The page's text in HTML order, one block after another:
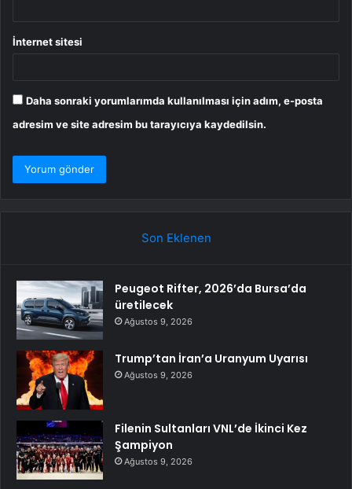
İnternet sitesi
Daha sonraki yorumlarımda kullanılması için adım, e-posta
adresim ve site adresim bu tarayıcıya kaydedilsin.
Son Eklenen
Peugeot Rifter, 2026’da Bursa’da
üretilecek
Ağustos 9, 2026
Trump’tan İran’a Uranyum Uyarısı
Ağustos 9, 2026
Filenin Sultanları VNL’de İkinci Kez
Şampiyon
Ağustos 9, 2026